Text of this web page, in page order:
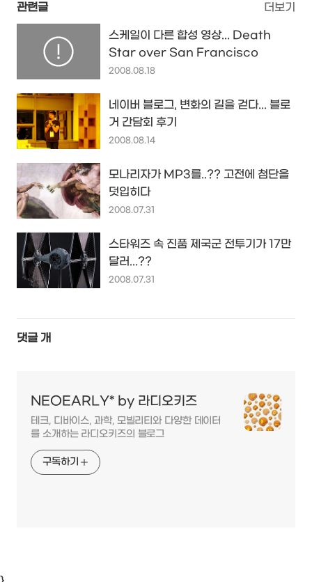
관련글 더보기
스케일이 다른 합성 영상... Death
Star over San Francisco
2008.08.18
네이버 블로그, 변화의 길을 걷다... 블로
거 간담회 후기
2008.08.14
모나리자가 MP3를..?? 고전에 첨단을
덧입히다
2008.07.31
스타워즈 속 진품 제국군 전투기가 17만
달러...??
2008.07.31
댓글 개
NEOEARLY* by 라디오키즈
테크, 디바이스, 과학, 모빌리티와 다양한 데이터
를 소개하는 라디오키즈의 블로그
구독하기